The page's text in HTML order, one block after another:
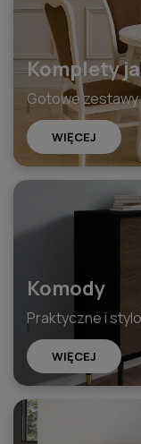
Komplety
Gotowe zestawy
WIĘCEJ
Komody
Praktyczne i
WIĘCEJ